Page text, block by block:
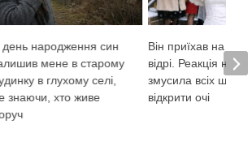
народження син
мене в старому
в глухому селі,
знаючи, хто живе
Він приїхав на
відрі. Реакція
змусила всіх
відкрити очі